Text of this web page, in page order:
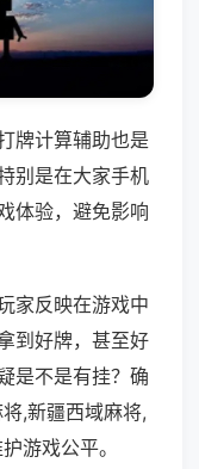
牌计算辅助也是
别是在大家手机
体验，避免影响
家反映在游戏中
到好牌，甚至好
是不是有挂？确
,新疆西域麻将,
游戏公平。